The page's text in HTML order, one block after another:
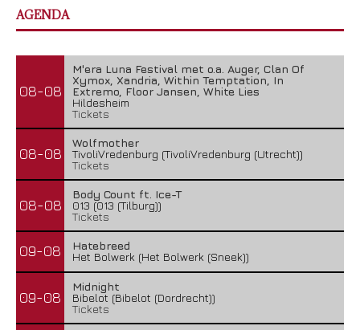
AGENDA
08-08
M'era Luna Festival met o.a. Auger, Clan Of
Xymox, Xandria, Within Temptation, In
Extremo, Floor Jansen, White Lies
Hildesheim
Tickets
08-08
Wolfmother
TivoliVredenburg (TivoliVredenburg (Utrecht))
Tickets
08-08
Body Count ft. Ice-T
013 (013 (Tilburg))
Tickets
09-08
Hatebreed
Het Bolwerk (Het Bolwerk (Sneek))
09-08
Midnight
Bibelot (Bibelot (Dordrecht))
Tickets